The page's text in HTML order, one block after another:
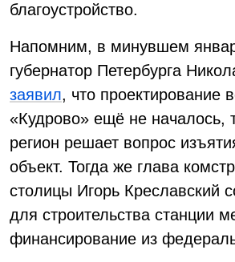
благоустройство.
Напомним, в минувшем
губернатор Петербурга
заявил, что проектирование
«Кудрово» ещё не началось,
регион решает вопрос
объект. Тогда же глава
столицы Игорь Креславский
для строительства станции
финансирование из